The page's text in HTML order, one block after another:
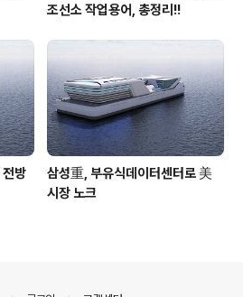
조선소 작업용어, 총정리!!
방
삼성重, 부유식데이터센터로 美
시장 노크